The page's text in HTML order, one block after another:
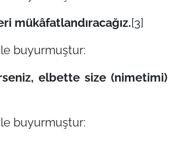
mükâfatlandıracağız.[3]
buyurmuştur:
elbette size (nimetimi)
buyurmuştur: